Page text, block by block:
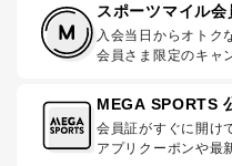
スポーツマイル会
入会当日からオトク
会員さま限定のキャ
MEGA SPORTS
会員証がすぐに開け
アプリクーポンや最